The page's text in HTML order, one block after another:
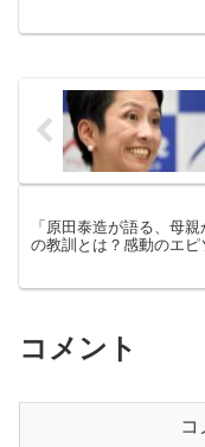
「原田泰造が語る、母
の教訓とは？感動のエピ
コメント
コ